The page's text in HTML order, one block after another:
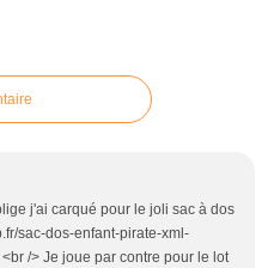
j'ai carqué pour le joli sac à dos
sac-dos-enfant-pirate-xml-
/> Je joue par contre pour le lot